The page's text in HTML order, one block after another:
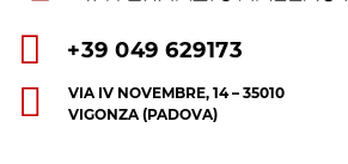
+39 049 629173
VIA IV NOVEMBRE, 14 – 35010
VIGONZA (PADOVA)